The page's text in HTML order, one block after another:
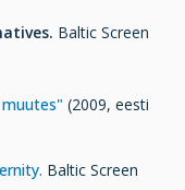
Baltic Screen
(2009, eesti
Baltic Screen